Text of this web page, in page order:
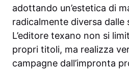
adottando un’estetica di
radicalmente diversa
L’editore texano non si
propri titoli, ma realizza
campagne dall’impronta